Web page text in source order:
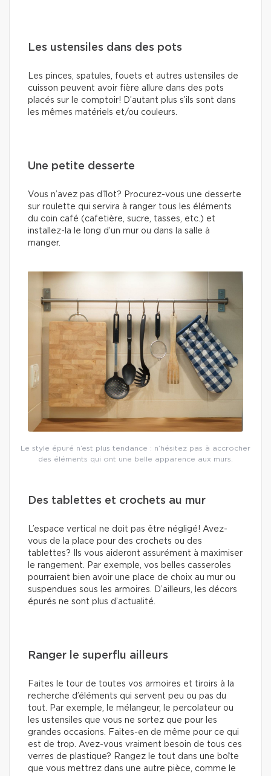
Les ustensiles dans des pots
Les pinces, spatules, fouets et autres ustensiles de
cuisson peuvent avoir fière allure dans des pots
placés sur le comptoir! D’autant plus s’ils sont dans
les mêmes matériels et/ou couleurs.
Une petite desserte
Vous n’avez pas d’îlot? Procurez-vous une desserte
sur roulette qui servira à ranger tous les éléments
du coin café (cafetière, sucre, tasses, etc.) et
installez-la le long d’un mur ou dans la salle à
manger.
Le style épuré n’est plus tendance : n’hésitez pas à accrocher
des éléments qui ont une belle apparence aux murs.
Des tablettes et crochets au mur
L’espace vertical ne doit pas être négligé! Avez-
vous de la place pour des crochets ou des
tablettes? Ils vous aideront assurément à maximiser
le rangement. Par exemple, vos belles casseroles
pourraient bien avoir une place de choix au mur ou
suspendues sous les armoires. D’ailleurs, les décors
épurés ne sont plus d’actualité.
Ranger le superflu ailleurs
Faites le tour de toutes vos armoires et tiroirs à la
recherche d’éléments qui servent peu ou pas du
tout. Par exemple, le mélangeur, le percolateur ou
les ustensiles que vous ne sortez que pour les
grandes occasions. Faites-en de même pour ce qui
est de trop. Avez-vous vraiment besoin de tous ces
verres de plastique? Rangez le tout dans une boîte
que vous mettrez dans une autre pièce, comme le